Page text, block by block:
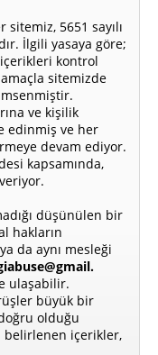
sitemiz, 5651 sayılı
İlgili yasaya göre;
kontrol
sitemizde
ve kişilik
edinmiş ve her
devam ediyor.
kapsamında,
düşünülen bir
hakların
da aynı mesleği
ulaşabilir.
büyük bir
olduğu
belirlenen içerikler,